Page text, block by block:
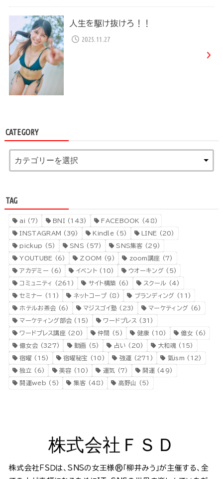
人生を駆け抜けろ！！
2025.11.27
CATEGORY
TAG
ai (7) BNI(143) FACEBOOK (48)
INSTAGRAM (39) Kindle (5) LINE (20)
pickup (5) SNS (57) SNS集客 (29)
YOUTUBE (6) ZOOM (9) zoom講座 (7)
アカデミー (6) イベント (10) ウオーキング (5)
コミュニティ (261) サイト構築 (6) スクール (4)
セミナー (11) ネットコープ (8) ブランディング (11)
ホテルお茶会 (6) マジスゴイ塾(23) マーケティング (6)
マーケティング部会 (15) ワードプレス (31)
ワードプレス講座(20) 仲間 (5) 健康 (10) 億女(6)
億女会 (327) 動画 (5) 占い (20) 大和魂 (15)
宿曜 (15) 宿曜秘宝 (10) 強運 (271) 氣ism (12)
独立 (6) 美容 (10) 運気 (7) 開運(49)
開運web (5) 集客 (48) 高野山 (5)
株式会社ＦＳＤ
株式会社ＦＳＤは、SNSの女王様®️「柳井みう」が主催する、全